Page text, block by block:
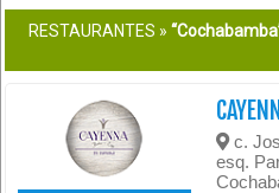
RESTAURANTES »
c.
esq.